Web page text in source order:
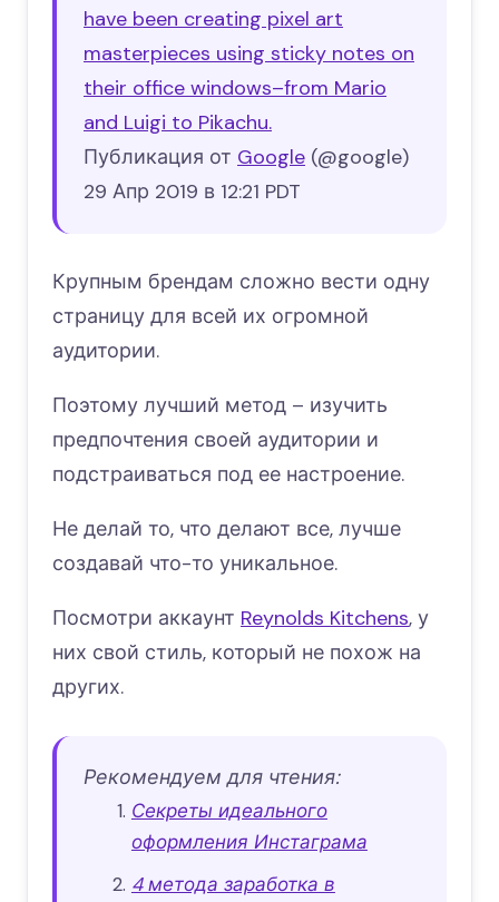
have been creating pixel art
masterpieces using sticky notes on
their office windows–from Mario
and Luigi to Pikachu.
Публикация от Google (@google)
29 Апр 2019 в 12:21 PDT
Крупным брендам сложно вести одну
страницу для всей их огромной
аудитории.
Поэтому лучший метод – изучить
предпочтения своей аудитории и
подстраиваться под ее настроение.
Не делай то, что делают все, лучше
создавай что-то уникальное.
Посмотри аккаунт Reynolds Kitchens, у
них свой стиль, который не похож на
других.
Рекомендуем для чтения:
Секреты идеального
оформления Инстаграма
4 метода заработка в